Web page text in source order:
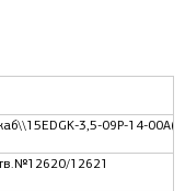
3,5-09P-14-
12621